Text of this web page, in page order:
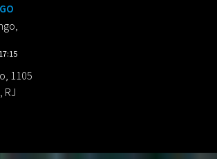
1105
RJ